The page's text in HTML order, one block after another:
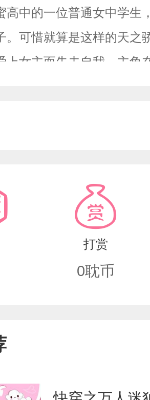
高中的一位普通女中学生
。可惜就算是这样的天之
上女主而失去自我。主
打赏
0耽币